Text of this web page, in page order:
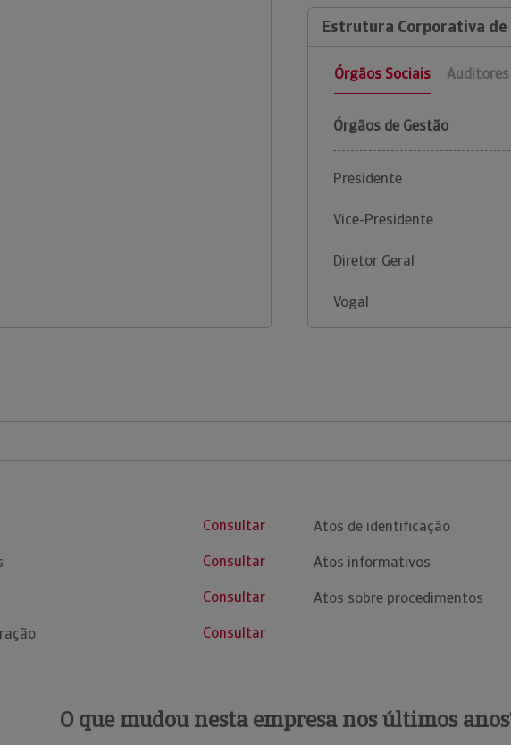
Estrutura Corporativa de
Órgãos Sociais Auditores
Órgãos de Gestão
Presidente
Vice-Presidente
Diretor Geral
Vogal
Consultar
Consultar
Consultar
Consultar
Atos de identificação
Atos informativos
Atos sobre procedimentos
O que mudou nesta empresa nos últimos